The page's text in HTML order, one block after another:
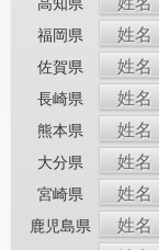
高知県
福岡県 姓名
佐賀県 姓名
長崎県 姓名
熊本県 姓名
大分県 姓名
宮崎県 姓名
鹿児島県 姓名